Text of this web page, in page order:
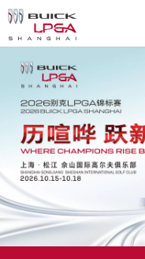
2025 别克 LPGA